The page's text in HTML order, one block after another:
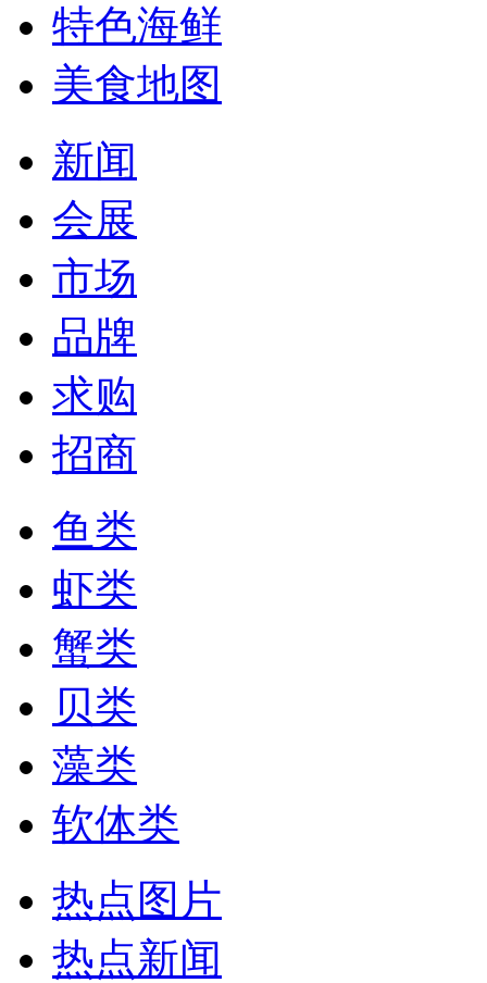
特色海鲜
美食地图
新闻
会展
市场
品牌
求购
招商
鱼类
虾类
蟹类
贝类
藻类
软体类
热点图片
热点新闻